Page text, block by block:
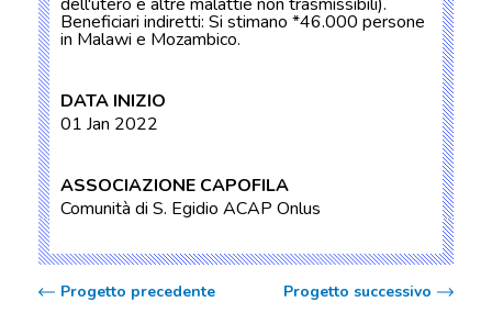
Beneficiari indiretti: Si stimano *46.000 persone
in Malawi e Mozambico.
DATA INIZIO
01 Jan 2022
ASSOCIAZIONE CAPOFILA
Comunità di S. Egidio ACAP Onlus
Progetto precedente Progetto successivo